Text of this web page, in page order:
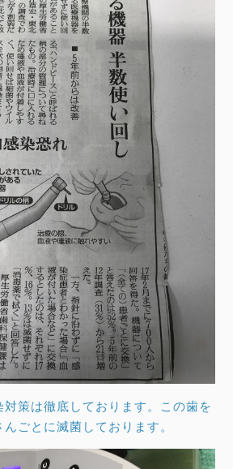
対策は徹底しております。この歯を
ごとに滅菌しております。